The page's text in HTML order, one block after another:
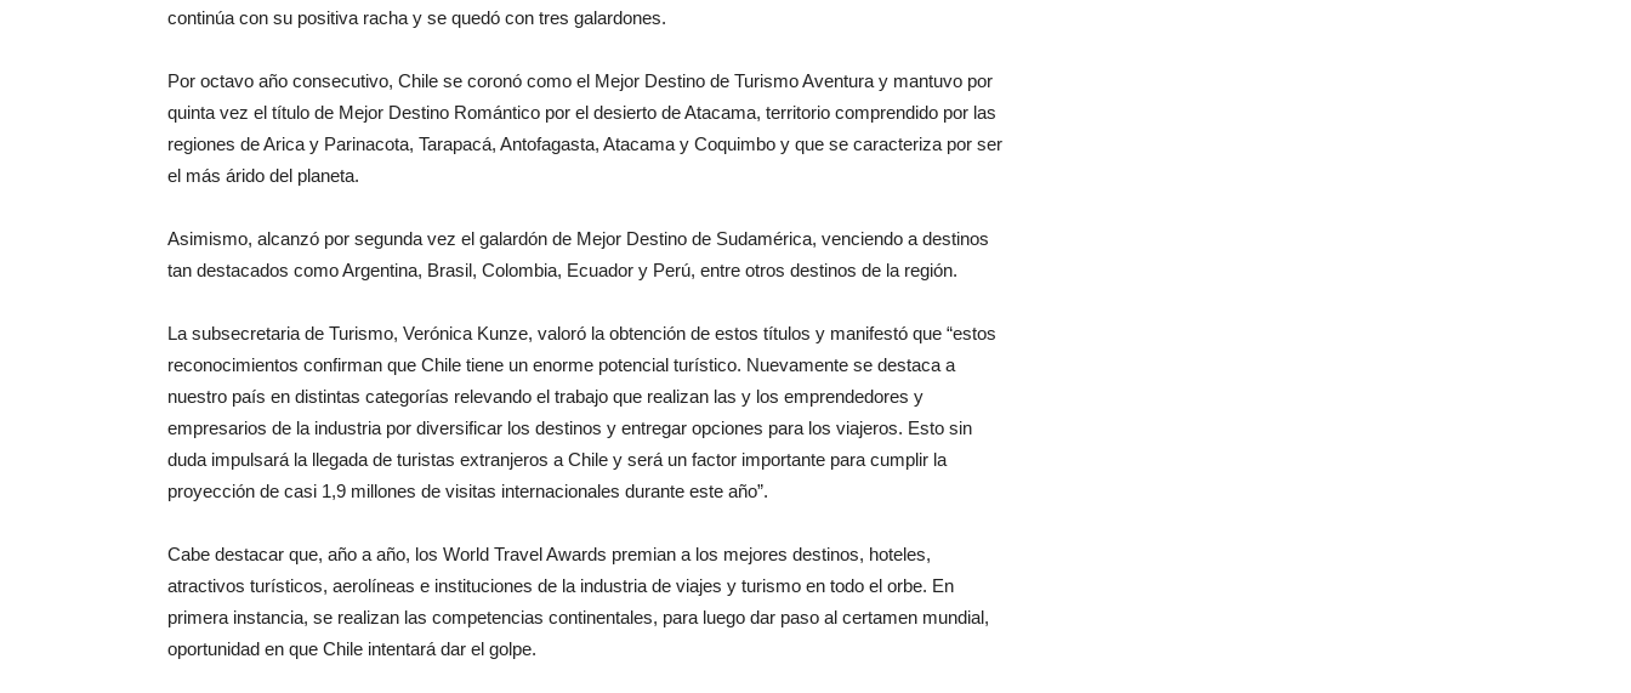
continúa con su positiva racha y se quedó con tres galardones.
Por octavo año consecutivo, Chile se coronó como el Mejor Destino de Turismo Aventura y mantuvo por
quinta vez el título de Mejor Destino Romántico por el desierto de Atacama, territorio comprendido por las
regiones de Arica y Parinacota, Tarapacá, Antofagasta, Atacama y Coquimbo y que se caracteriza por ser
el más árido del planeta.
Asimismo, alcanzó por segunda vez el galardón de Mejor Destino de Sudamérica, venciendo a destinos
tan destacados como Argentina, Brasil, Colombia, Ecuador y Perú, entre otros destinos de la región.
La subsecretaria de Turismo, Verónica Kunze, valoró la obtención de estos títulos y manifestó que “estos
reconocimientos confirman que Chile tiene un enorme potencial turístico. Nuevamente se destaca a
nuestro país en distintas categorías relevando el trabajo que realizan las y los emprendedores y
empresarios de la industria por diversificar los destinos y entregar opciones para los viajeros. Esto sin
duda impulsará la llegada de turistas extranjeros a Chile y será un factor importante para cumplir la
proyección de casi 1,9 millones de visitas internacionales durante este año”.
Cabe destacar que, año a año, los World Travel Awards premian a los mejores destinos, hoteles,
atractivos turísticos, aerolíneas e instituciones de la industria de viajes y turismo en todo el orbe. En
primera instancia, se realizan las competencias continentales, para luego dar paso al certamen mundial,
oportunidad en que Chile intentará dar el golpe.